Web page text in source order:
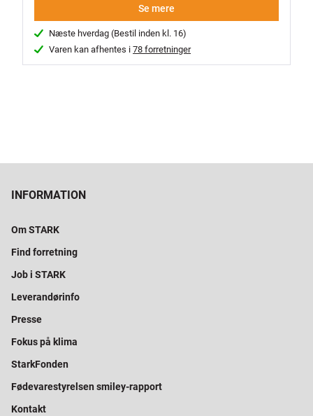
Se mere
Næste hverdag (Bestil inden kl. 16)
Varen kan afhentes i78 forretninger
INFORMATION
Om STARK
Find forretning
Job i STARK
Leverandørinfo
Presse
Fokus på klima
StarkFonden
Fødevarestyrelsen smiley-rapport
Kontakt